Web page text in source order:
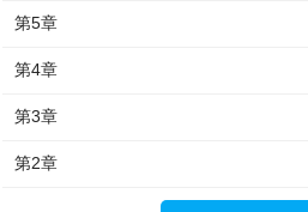
第5章
第4章
第3章
第2章